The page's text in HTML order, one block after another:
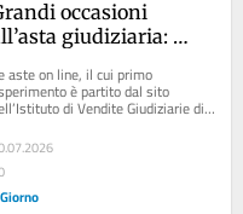
occasioni
giudiziaria:
non parte. Ma anche
lavatrici e pc
aste on line, il cui primo
è partito dal sito
di Vendite Giudiziarie di